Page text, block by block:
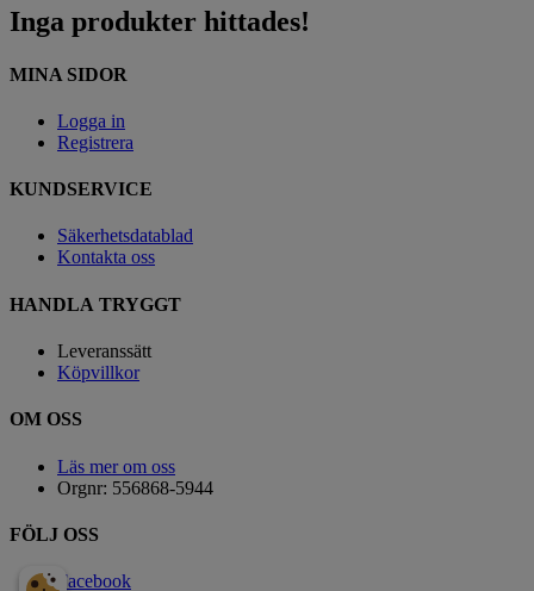
Inga produkter hittades!
MINA SIDOR
Logga in
Registrera
KUNDSERVICE
Säkerhetsdatablad
Kontakta oss
HANDLA TRYGGT
Leveranssätt
Köpvillkor
OM OSS
Läs mer om oss
Orgnr: 556868-5944
FÖLJ OSS
Facebook